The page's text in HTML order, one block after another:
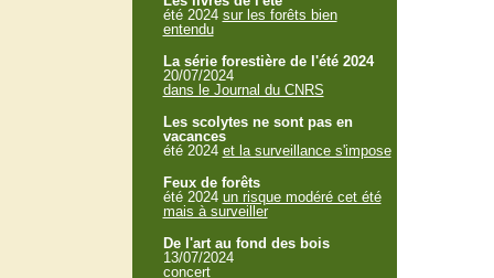
été 2024 sur les forêts bien
entendu
La série forestière de l'été 2024
20/07/2024
dans le Journal du CNRS
Les scolytes ne sont pas en
vacances
été 2024 et la surveillance s'impose
Feux de forêts
été 2024 un risque modéré cet été
mais à surveiller
De l'art au fond des bois
13/07/2024
concert